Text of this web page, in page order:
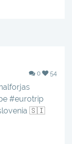
0 54
#eurotrip
🇸🇮